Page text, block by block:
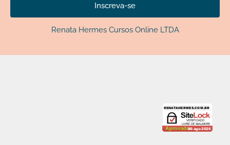
Inscreva-se
Renata Hermes Cursos Online LTDA